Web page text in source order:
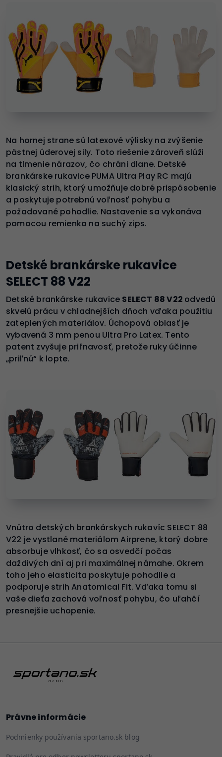
Na hornej strane sú latexové výlisky na zvýšenie
pästnej úderovej sily. Toto riešenie zároveň slúži
na tlmenie nárazov, čo chráni dlane. Detské
brankárske rukavice PUMA Ultra Play RC majú
klasický strih, ktorý umožňuje dobré prispôsobenie
a poskytuje potrebnú voľnosť pohybu a
požadované pohodlie. Nastavenie sa vykonáva
pomocou remienka na suchý zips.
Detské brankárske rukavice
SELECT 88 V22
Detské brankárske rukavice SELECT 88 V22 odvedú
skvelú prácu v chladnejších dňoch vďaka použitiu
zateplených materiálov. Úchopová oblasť je
vybavená 3 mm penou Ultra Pro Latex. Tento
patent zvyšuje priľnavosť, pretože ruky účinne
„priľnú“ k lopte.
Vnútro detských brankárskych rukavíc SELECT 88
V22 je vystlané materiálom Airprene, ktorý dobre
absorbuje vlhkosť, čo sa osvedčí počas
daždivých dní aj pri maximálnej námahe. Okrem
toho jeho elasticita poskytuje pohodlie a
podporuje strih Anatomical Fit. Vďaka tomu si
vaše dieťa zachová voľnosť pohybu, čo uľahčí
presnejšie uchopenie.
Právne informácie
Podmienky používania sportano.sk blog